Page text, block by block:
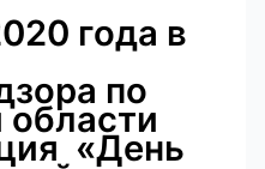
года в
по
«День